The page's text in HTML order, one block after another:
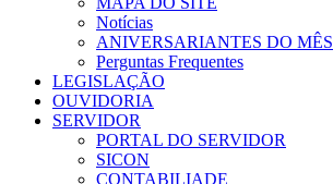
Notícias
ANIVERSARIANTES DO MÊS
Perguntas Frequentes
LEGISLAÇÃO
OUVIDORIA
SERVIDOR
PORTAL DO SERVIDOR
SICON
CONTABILIADE